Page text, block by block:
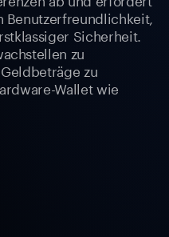
Benutzerfreundlichkeit,
Sicherheit.
zu
zu
Wallet wie